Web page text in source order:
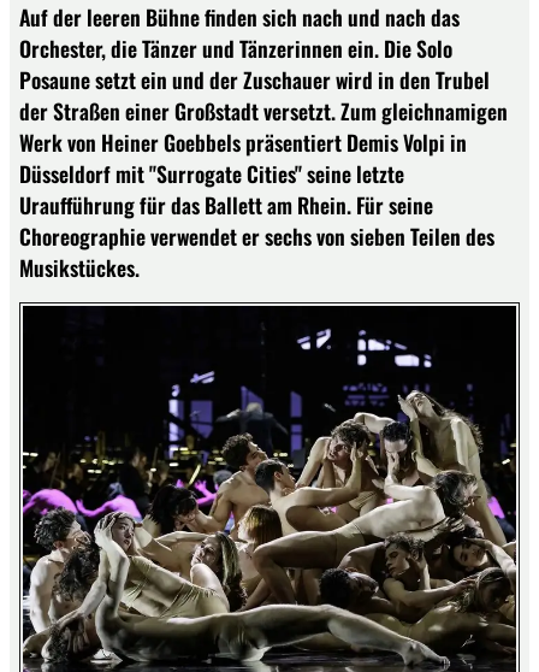
Auf der leeren Bühne finden sich nach und nach das
Orchester, die Tänzer und Tänzerinnen ein. Die Solo
Posaune setzt ein und der Zuschauer wird in den Trubel
der Straßen einer Großstadt versetzt. Zum gleichnamigen
Werk von Heiner Goebbels präsentiert Demis Volpi in
Düsseldorf mit "Surrogate Cities" seine letzte
Uraufführung für das Ballett am Rhein. Für seine
Choreographie verwendet er sechs von sieben Teilen des
Musikstückes.